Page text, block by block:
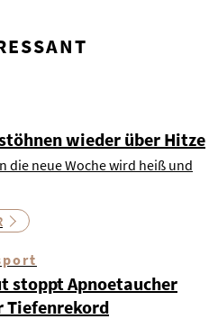
wieder über Hitze
die neue Woche wird heiß und
stoppt Apnoetaucher
Tiefenrekord